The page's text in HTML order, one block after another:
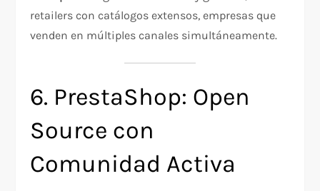
retailers con catálogos extensos, empresas que
venden en múltiples canales simultáneamente.
6. PrestaShop: Open
Source con
Comunidad Activa